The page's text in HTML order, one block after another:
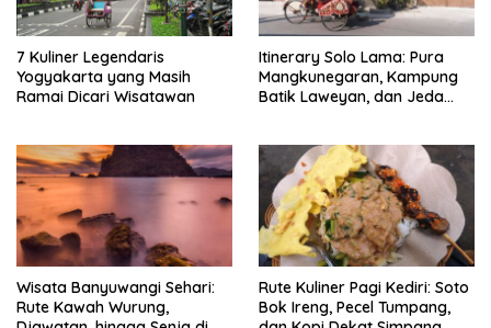
7 Kuliner Legendaris
Yogyakarta yang Masih
Ramai Dicari Wisatawan
Itinerary Solo Lama: Pura
Mangkunegaran, Kampung
Batik Laweyan, dan Jeda
Wisata Banyuwangi Sehari:
Rute Kawah Wurung,
Rute Kuliner Pagi Kediri: Soto
Bok Ireng, Pecel Tumpang,